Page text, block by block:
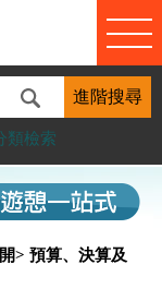
類檢索
> 預算、決算及